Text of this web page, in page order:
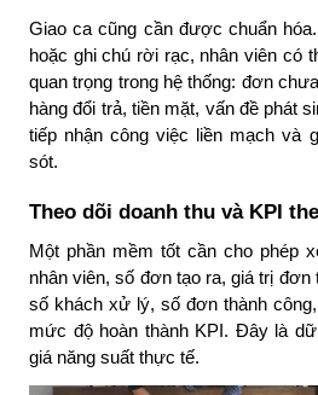
Giao ca cũng cần được chuẩn
hoặc ghi chú rời rạc, nhân viên có
quan trọng trong hệ thống: đơn
hàng đổi trả, tiền mặt, vấn đề phát
tiếp nhận công việc liền mạch và
sót.
Theo dõi doanh thu và KPI
Một phần mềm tốt cần cho phép
nhân viên, số đơn tạo ra, giá trị
số khách xử lý, số đơn thành
mức độ hoàn thành KPI. Đây là
giá năng suất thực tế.